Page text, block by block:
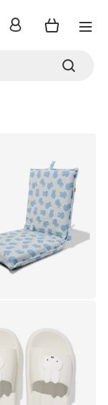
inloggen